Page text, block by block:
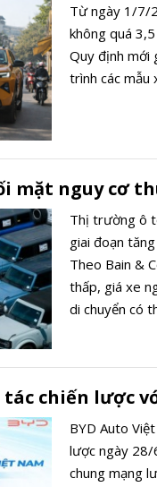
Từ ngày 1/7/
không quá
Quy định mới
trình các mẫu
mặt nguy cơ
Thị trường ô
giai đoạn
Theo Bain &
thấp, giá xe
di chuyển có
chiến lược
BYD Auto
lược ngày 28/
chung mạng